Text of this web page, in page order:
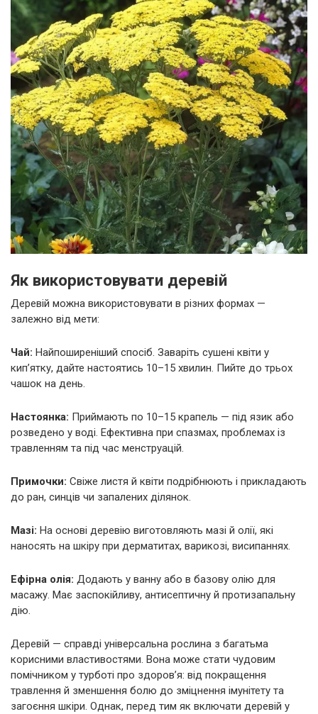
Як використовувати деревій
Деревій можна використовувати в різних формах —
залежно від мети:
Чай: Найпоширеніший спосіб. Заваріть сушені квіти у
кип’ятку, дайте настоятись 10–15 хвилин. Пийте до трьох
чашок на день.
Настоянка: Приймають по 10–15 крапель — під язик або
розведено у воді. Ефективна при спазмах, проблемах із
травленням та під час менструацій.
Примочки: Свіже листя й квіти подрібнюють і прикладають
до ран, синців чи запалених ділянок.
Мазі: На основі деревію виготовляють мазі й олії, які
наносять на шкіру при дерматитах, варикозі, висипаннях.
Ефірна олія: Додають у ванну або в базову олію для
масажу. Має заспокійливу, антисептичну й протизапальну
дію.
Деревій — справді універсальна рослина з багатьма
корисними властивостями. Вона може стати чудовим
помічником у турботі про здоров’я: від покращення
травлення й зменшення болю до зміцнення імунітету та
загоєння шкіри. Однак, перед тим як включати деревій у